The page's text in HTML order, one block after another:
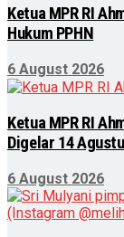
Ketua MPR RI
Hukum PPHN
6 August 2026
Ketua MPR RI
Digelar 14
6 August 2026